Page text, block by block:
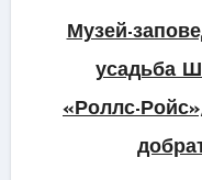
Музей-
усадьба
«Роллс-